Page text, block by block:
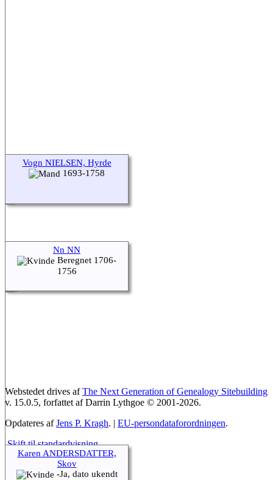
Vogn NIELSEN, Hyrde
1693-1758
Nn NN
Beregnet 1706-
1756
Karen ANDERSDATTER,
Skov
-Ja, dato ukendt
Webstedet drives afThe Next Generation of Genealogy Sitebuilding
v. 15.0.5, forfattet af Darrin Lythgoe © 2001-2026.
Opdateres afJens P. Kragh. | EU-persondataforordningen.
Skift til standardvisning